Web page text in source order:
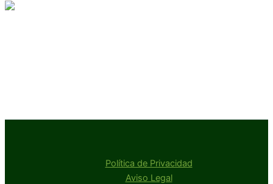
Política de Privacidad
Aviso Legal